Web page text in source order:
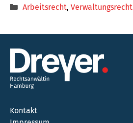
Kategorien
Arbeitsrecht, Verwaltungsrecht
Kontakt